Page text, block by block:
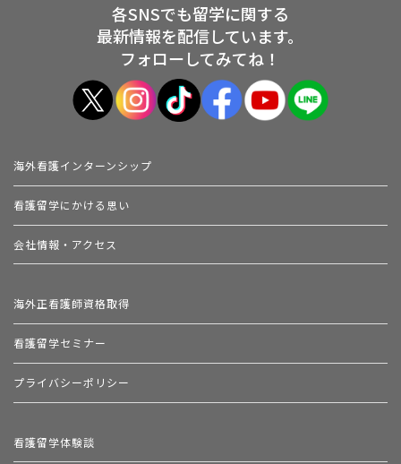
各SNSでも留学に関する
最新情報を配信しています。
フォローしてみてね！
海外看護インターンシップ
看護留学にかける思い
会社情報・アクセス
海外正看護師資格取得
看護留学セミナー
プライバシーポリシー
看護留学体験談